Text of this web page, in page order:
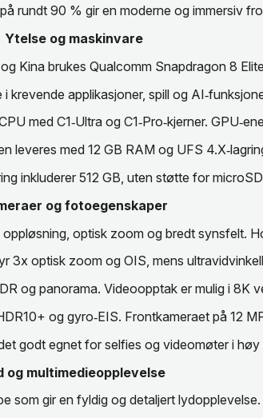
på rundt 90 % gir en moderne og immersiv
Ytelse og maskinvare
Kina brukes Qualcomm Snapdragon 8
applikasjoner, spill og
med C1‑Ultra og C1‑Pro‑kjerner.
med 12 GB RAM og UFS
inkluderer 512 GB, uten støtte for
og fotoegenskaper
optisk zoom og bredt synsfelt.
3x optisk zoom og OIS, mens
og panorama. Videoopptak er mulig i
og gyro‑EIS. Frontkameraet på 12
godt egnet for selfies og videomøter i høy
og multimedieopplevelse
som gir en fyldig og detaljert